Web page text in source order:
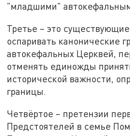
"младшими"
Третье – это
оспаривать канонические
автокефальных Церквей,
отменять единожды
исторической важности,
границы.
Четвёртое – претензии
Предстоятелей в семье